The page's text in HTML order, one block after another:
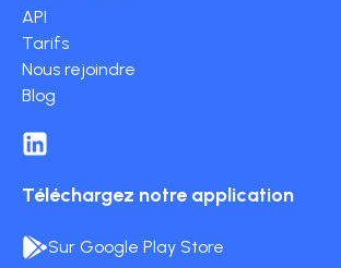
API
Tarifs
Nous rejoindre
Blog
Téléchargez notre application
Sur Google Play Store